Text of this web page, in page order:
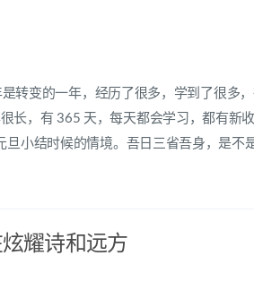
转变的一年，经历了很多，学到了很多，
长，有 365 天，每天都会学习，都有新
小结时候的情境。吾日三省吾身，是不
耀诗和远方